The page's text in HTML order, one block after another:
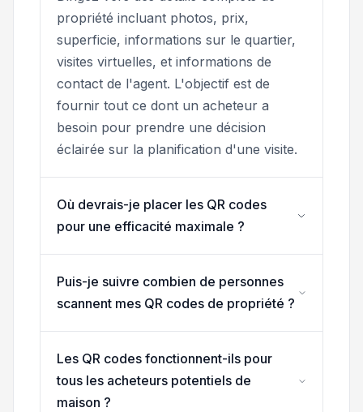
propriété incluant photos, prix,
superficie, informations sur le quartier,
visites virtuelles, et informations de
contact de l'agent. L'objectif est de
fournir tout ce dont un acheteur a
besoin pour prendre une décision
éclairée sur la planification d'une visite.
Où devrais-je placer les QR codes
pour une efficacité maximale ?
Puis-je suivre combien de personnes
scannent mes QR codes de propriété ?
Les QR codes fonctionnent-ils pour
tous les acheteurs potentiels de
maison ?